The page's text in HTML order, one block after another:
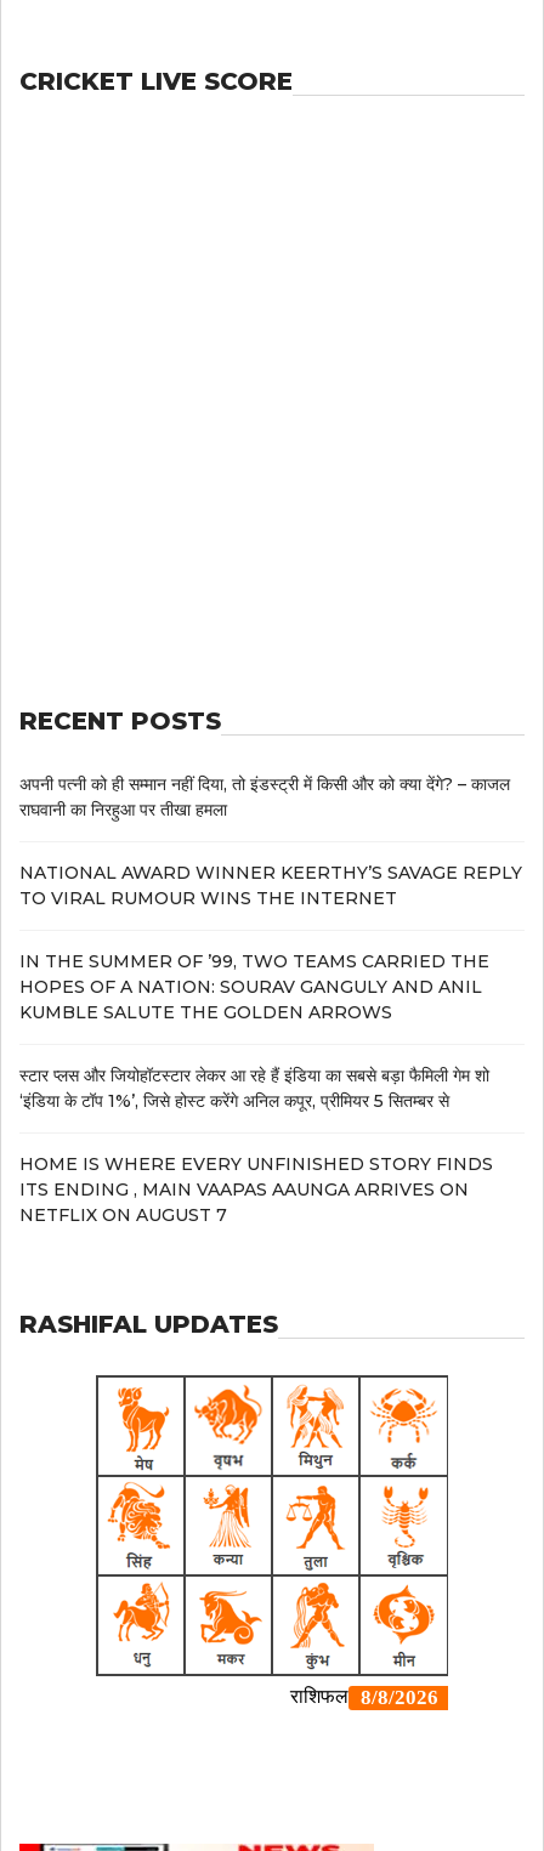
CRICKET LIVE SCORE
RECENT POSTS
अपनी पत्नी को ही सम्मान नहीं दिया, तो इंडस्ट्री में किसी और को क्या देंगे? – काजल
राघवानी का निरहुआ पर तीखा हमला
NATIONAL AWARD WINNER KEERTHY’S SAVAGE REPLY
TO VIRAL RUMOUR WINS THE INTERNET
IN THE SUMMER OF ’99, TWO TEAMS CARRIED THE
HOPES OF A NATION: SOURAV GANGULY AND ANIL
KUMBLE SALUTE THE GOLDEN ARROWS
स्टार प्लस और जियोहॉटस्टार लेकर आ रहे हैं इंडिया का सबसे बड़ा फैमिली गेम शो
‘इंडिया के टॉप 1%’, जिसे होस्ट करेंगे अनिल कपूर, प्रीमियर 5 सितम्बर से
HOME IS WHERE EVERY UNFINISHED STORY FINDS
ITS ENDING , MAIN VAAPAS AAUNGA ARRIVES ON
NETFLIX ON AUGUST 7
RASHIFAL UPDATES